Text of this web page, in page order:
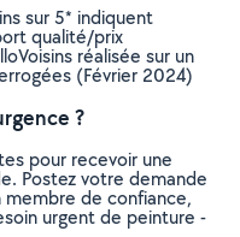
sur 5* indiquent
qualité/prix
réalisée sur un
(Février 2024)
?
pour recevoir une
Postez votre demande
de confiance,
urgent de peinture -